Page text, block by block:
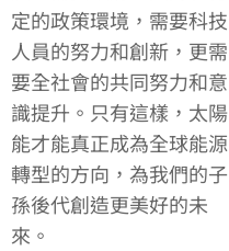
定的政策環境，需要科技
人員的努力和創新，更需
要全社會的共同努力和意
識提升。只有這樣，太陽
能才能真正成為全球能源
轉型的方向，為我們的子
孫後代創造更美好的未
來。